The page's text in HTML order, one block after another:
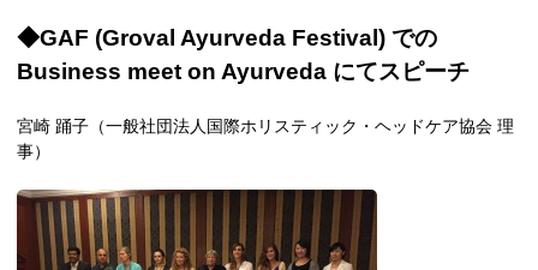
◆GAF (Groval Ayurveda Festival) での
Business meet on Ayurveda にてスピーチ
宮崎 踊子（一般社団法人国際ホリスティック・ヘッドケア協会 理
事）